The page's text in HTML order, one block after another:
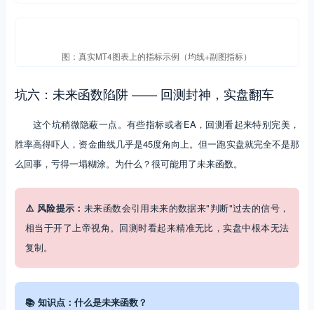
图：真实MT4图表上的指标示例（均线+副图指标）
坑六：未来函数陷阱 —— 回测封神，实盘翻车
这个坑稍微隐蔽一点。有些指标或者EA，回测看起来特别完美，
胜率高得吓人，资金曲线几乎是45度角向上。但一跑实盘就完全不是那
么回事，亏得一塌糊涂。为什么？很可能用了未来函数。
⚠️ 风险提示： 未来函数会引用未来的数据来"判断"过去的信号，
相当于开了上帝视角。回测时看起来精准无比，实盘中根本无法
复制。
📚 知识点：什么是未来函数？